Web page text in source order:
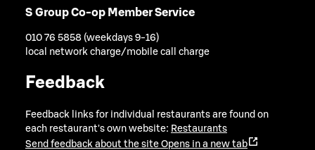
S Group Co-op Member Service
010 76 5858 (weekdays 9-16)
local network charge/mobile call charge
Feedback
Feedback links for individual restaurants are found on
each restaurant's own website: Restaurants
Send feedback about the site Opens in a new tab